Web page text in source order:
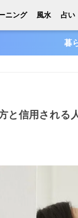
ニング 風水 占い
暮
と信用される